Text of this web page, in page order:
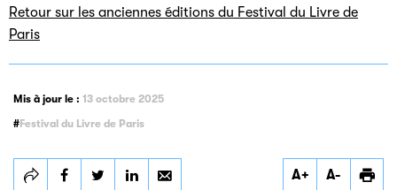
Retour sur les anciennes éditions du Festival du Livre de
Paris
Mis à jour le : 13 octobre 2025
Festival du Livre de Paris
Partager
Le Festival du
Partager
Le Festival du
Partager
Le Festival du
A+ A-